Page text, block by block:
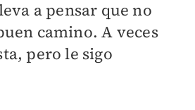
a pensar que no
camino. A veces
pero le sigo